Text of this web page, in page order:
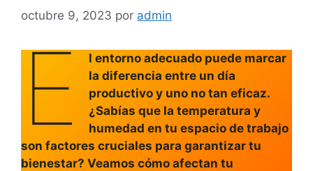
octubre 9, 2023 por admin
E
l entorno adecuado puede marcar
la diferencia entre un día
productivo y uno no tan eficaz.
¿Sabías que la temperatura y
humedad en tu espacio de trabajo
son factores cruciales para garantizar tu
bienestar? Veamos cómo afectan tu